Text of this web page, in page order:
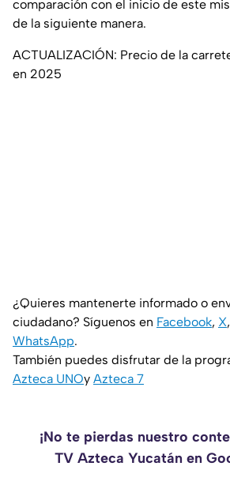
comparación con el inicio de este
de la siguiente manera.
ACTUALIZACIÓN: Precio de la
en 2025
¿Quieres mantenerte informado o
ciudadano? Síguenos en Facebook, X,
WhatsApp.
También puedes disfrutar de la
Azteca UNOy Azteca 7
¡No te pierdas nuestro
TV Azteca Yucatán en